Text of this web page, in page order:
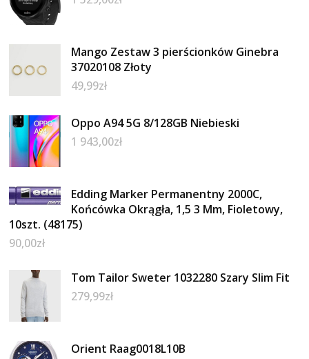
Mango Zestaw 3 pierścionków Ginebra
37020108 Złoty
49,99zł
Oppo A94 5G 8/128GB Niebieski
1 943,00zł
Edding Marker Permanentny 2000C,
Końcówka Okrągła, 1,5 3 Mm, Fioletowy,
10szt. (48175)
90,00zł
Tom Tailor Sweter 1032280 Szary Slim Fit
279,99zł
Orient Raag0018L10B